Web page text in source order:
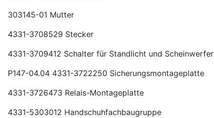
303145-01 Mutter
4331-3708529 Stecker
4331-3709412 Schalter für Standlicht und Scheinwerfer
P147-04.04 4331-3722250 Sicherungsmontageplatte
4331-3726473 Relais-Montageplatte
4331-5303012 Handschuhfachbaugruppe